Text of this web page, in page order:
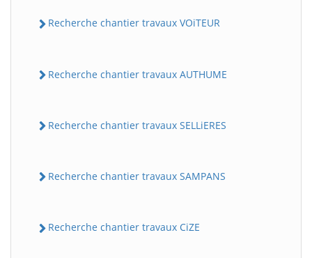
Recherche chantier travaux VOiTEUR
Recherche chantier travaux AUTHUME
Recherche chantier travaux SELLiERES
Recherche chantier travaux SAMPANS
Recherche chantier travaux CiZE